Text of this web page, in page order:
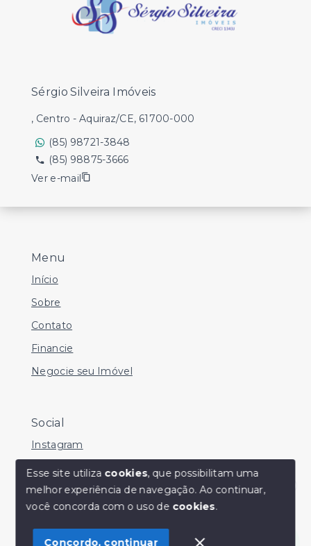
Olá! Estamos disponíveis para te ajudar.
Menu
Início
Sobre
Contato
Financie
Negocie seu Imóvel
Social
Instagram
Facebook
Youtube
Sérgio Silveira Imóveis
, Centro - Aquiraz/CE, 61700-000
(85) 98721-3848
(85) 98875-3666
Ver e-mail
Esse site utiliza cookies, que possibilitam uma
melhor experiência de navegação.Ao continuar,
você concorda com o uso de cookies.
Concordo, continuar